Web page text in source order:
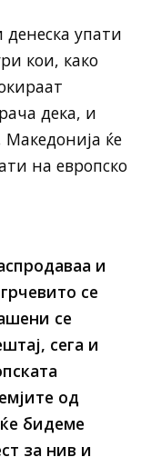
упати
кои, како
дека, и
Македонија ќе
на европско
и
се
се
сега и
од
бидеме
за нив и